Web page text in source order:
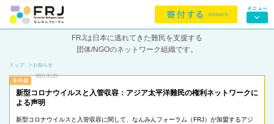
FRJは日本に逃れてきた難民を支援する
団体/NGOのネットワーク組織です。
トップ > お知らせ
2021.05.25
新型コロナウイルスと入管収容：アジア太平洋難民の権利ネットワークに
よる声明
新型コロナウイルスと入管収容に関して、なんみんフォーラム（FRJ）が加盟するアジ